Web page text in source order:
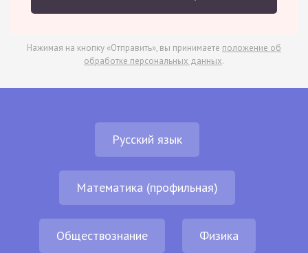
Нажимая на кнопку «Отправить», вы принимаете положение об
обработке персональных данных.
Русский язык
Математика (профильная)
Обществознание Физика